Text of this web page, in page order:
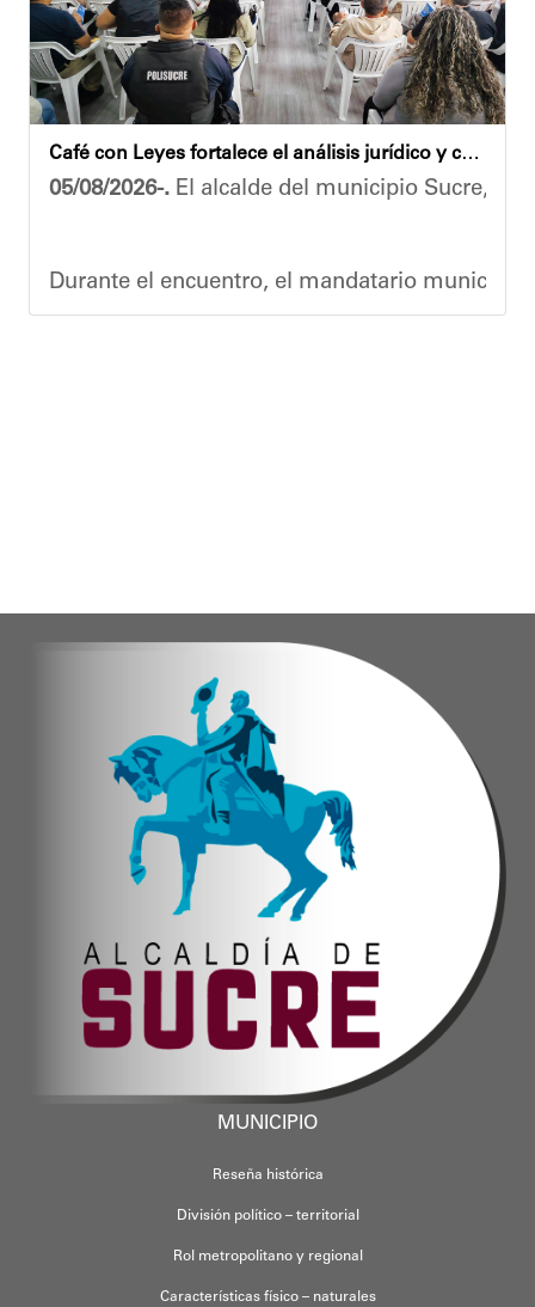
​Por su parte, el gobernador del estado
​"Tenemos un desafío en todo el estado
Finalmente, el ministro de Educación, Héctor
Esta jornada ratifica el esfuerzo articulado
Café con Leyes fortalece el análisis jurídico y constitucional en el municipio Sucre
05/08/2026-. El alcalde del municipio Sucre,
Durante el encuentro, el mandatario
Oskarina Rosso.
MUNICIPIO
Reseña histórica
División político – territorial
Rol metropolitano y regional
Características físico – naturales